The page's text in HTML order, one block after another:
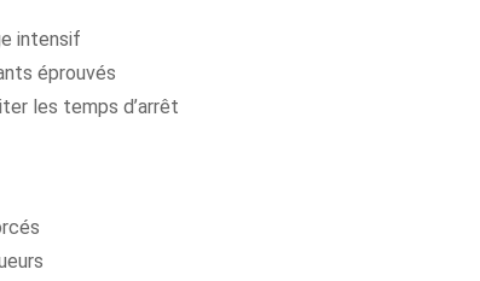
intensif
éprouvés
les temps d’arrêt